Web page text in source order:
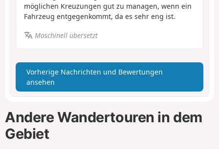
möglichen Kreuzungen gut zu managen, wenn ein
Fahrzeug entgegenkommt, da es sehr eng ist.
Maschinell übersetzt
Vorherige Nachrichten und Bewertungen
ansehen
Andere Wandertouren in dem
Gebiet